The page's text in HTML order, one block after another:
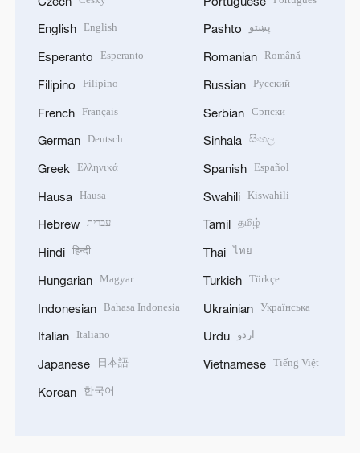
English English
Esperanto Esperanto
Filipino Filipino
French Français
German Deutsch
Greek Ελληνικά
Hausa Hausa
Hebrew עברית
Hindi हिन्दी
Hungarian Magyar
Indonesian Bahasa Indonesia
Italian Italiano
Japanese 日本語
Korean 한국어
Pashto پښتو
Romanian Română
Russian Русский
Serbian Српски
Sinhala සිංහල
Spanish Español
Swahili Kiswahili
Tamil தமிழ்
Thai ไทย
Turkish Türkçe
Ukrainian Українська
Urdu اردو
Vietnamese Tiếng Việt